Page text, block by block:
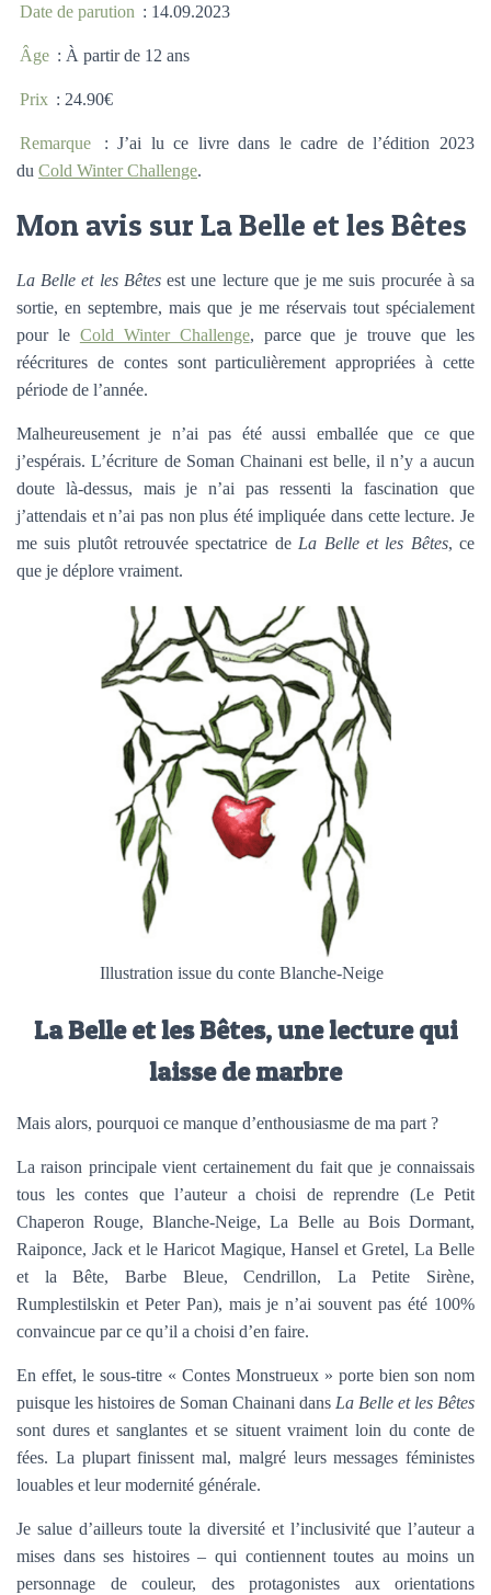
Date de parution : 14.09.2023
Âge : À partir de 12 ans
Prix : 24.90€
Remarque
: J’ai lu ce livre dans le cadre de l’édition 2023
du Cold Winter Challenge.
Mon avis sur La Belle et les Bêtes
La Belle et les Bêtesest une lecture que je me suis procurée à sa
sortie, en septembre, mais que je me réservais tout spécialement
pour le Cold Winter Challenge, parce que je trouve que les
réécritures de contes sont particulièrement appropriées à cette
période de l’année.
Malheureusement je n’ai pas été aussi emballée que ce que
j’espérais. L’écriture de Soman Chainani est belle, il n’y a aucun
doute là-dessus, mais je n’ai pas ressenti la fascination que
j’attendais et n’ai pas non plus été impliquée dans cette lecture. Je
me suis plutôt retrouvée spectatrice de La Belle et les Bêtes, ce
que je déplore vraiment.
Illustration issue du conte Blanche-Neige
La Belle et les Bêtes, une lecture qui
laisse de marbre
Mais alors, pourquoi ce manque d’enthousiasme de ma part ?
La raison principale vient certainement du fait que je connaissais
tous les contes que l’auteur a choisi de reprendre (Le Petit
Chaperon Rouge, Blanche-Neige, La Belle au Bois Dormant,
Raiponce, Jack et le Haricot Magique, Hansel et Gretel, La Belle
et la Bête, Barbe Bleue, Cendrillon, La Petite Sirène,
Rumplestilskin et Peter Pan), mais je n’ai souvent pas été 100%
convaincue par ce qu’il a choisi d’en faire.
En effet, le sous-titre « Contes Monstrueux » porte bien son nom
puisque les histoires de Soman Chainani dans La Belle et les Bêtes
sont dures et sanglantes et se situent vraiment loin du conte de
fées. La plupart finissent mal, malgré leurs messages féministes
louables et leur modernité générale.
Je salue d’ailleurs toute la diversité et l’inclusivité que l’auteur a
mises dans ses histoires – qui contiennent toutes au moins un
personnage de couleur, des protagonistes aux orientations